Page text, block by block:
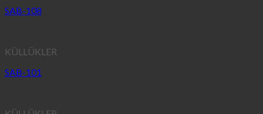
SAB-108
KÜLLÜKLER
SAB-101